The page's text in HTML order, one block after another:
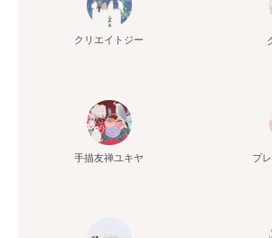
クリエイトジー
手描友禅ユキヤ プ